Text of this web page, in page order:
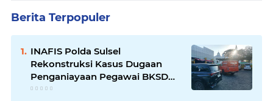
Berita Terpopuler
INAFIS Polda Sulsel
Rekonstruksi Kasus Dugaan
Penganiayaan Pegawai BKSDM
Soppeng